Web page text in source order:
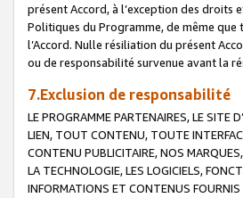
présent Accord, à l’exception des droits
Politiques du Programme, de même
l’Accord. Nulle résiliation du présent
ou de responsabilité survenue avant la
7.Exclusion de responsabilité
LE PROGRAMME PARTENAIRES, LE SITE
LIEN, TOUT CONTENU, TOUTE
CONTENU PUBLICITAIRE, NOS
LA TECHNOLOGIE, LES LOGICIELS,
INFORMATIONS ET CONTENUS